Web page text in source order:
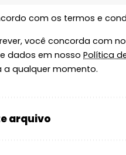
com os termos e
você concorda com
dados em nosso Política
a qualquer momento.
arquivo